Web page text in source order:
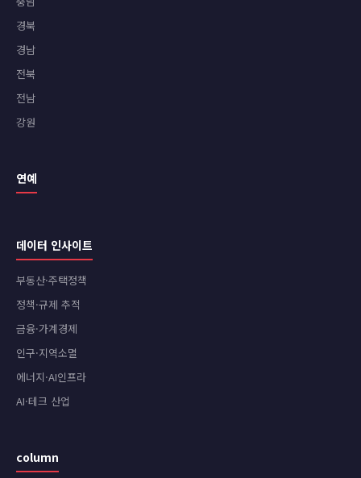
경북
경남
전북
전남
강원
연예
데이터 인사이트
부동산·주택정책
정책·규제 추적
금융·가계경제
인구·지역소멸
에너지·AI인프라
AI·테크 산업
column